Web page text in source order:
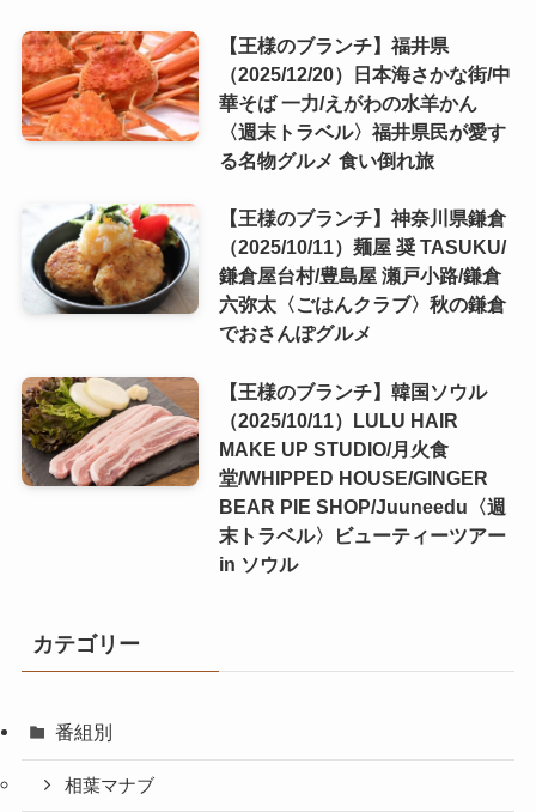
【王様のブランチ】福井県
（2025/12/20）日本海さかな街/中
華そば 一力/えがわの水羊かん
〈週末トラベル〉福井県民が愛す
る名物グルメ 食い倒れ旅
【王様のブランチ】神奈川県鎌倉
（2025/10/11）麺屋 奨 TASUKU/
鎌倉屋台村/豊島屋 瀬戸小路/鎌倉
六弥太〈ごはんクラブ〉秋の鎌倉
でおさんぽグルメ
【王様のブランチ】韓国ソウル
（2025/10/11）LULU HAIR
MAKE UP STUDIO/月火食
堂/WHIPPED HOUSE/GINGER
BEAR PIE SHOP/Juuneedu〈週
末トラベル〉ビューティーツアー
in ソウル
カテゴリー
番組別
相葉マナブ